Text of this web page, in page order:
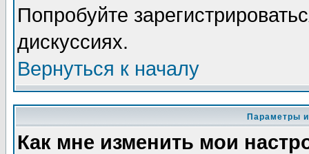
Попробуйте
дискуссиях.
Вернуться к началу
Параметры
Как мне изменить мои